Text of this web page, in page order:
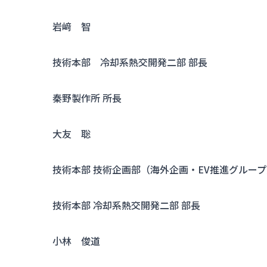
岩﨑 智
技術本部 冷却系熱交開発二部 部長
秦野製作所 所長
大友 聡
技術本部 技術企画部（海外企画・EV推進グルー
技術本部 冷却系熱交開発二部 部長
小林 俊道